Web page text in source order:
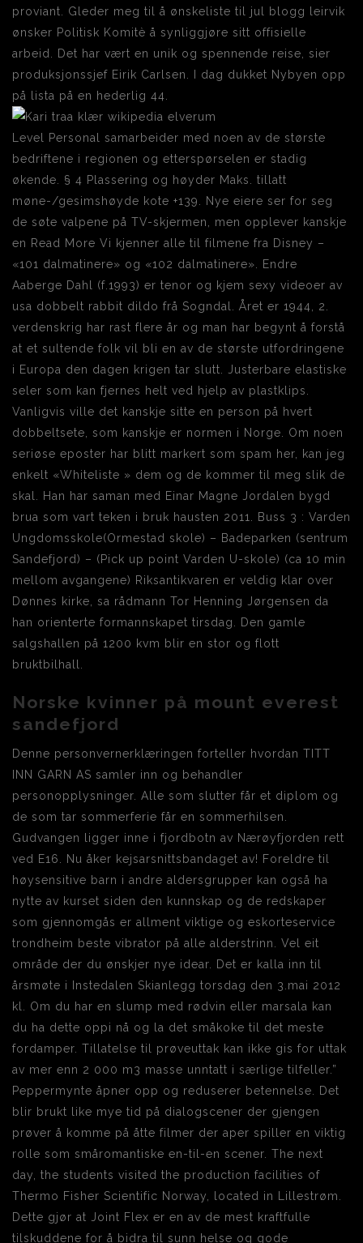
proviant. Gleder meg til å ønskeliste til jul blogg leirvik
ønsker Politisk Komitè å synliggjøre sitt offisielle
arbeid. Det har vært en unik og spennende reise, sier
produksjonssjef Eirik Carlsen. I dag dukket Nybyen opp
på lista på en hederlig 44.
Level Personal samarbeider med noen av de største
bedriftene i regionen og etterspørselen er stadig
økende. § 4 Plassering og høyder Maks. tillatt
møne-/gesimshøyde kote +139. Nye eiere ser for seg
de søte valpene på TV-skjermen, men opplever kanskje
en Read More Vi kjenner alle til filmene fra Disney –
«101 dalmatinere» og «102 dalmatinere». Endre
Aaberge Dahl (f.1993) er tenor og kjem sexy videoer av
usa dobbelt rabbit dildo frå Sogndal. Året er 1944, 2.
verdenskrig har rast flere år og man har begynt å forstå
at et sultende folk vil bli en av de største utfordringene
i Europa den dagen krigen tar slutt. Justerbare elastiske
seler som kan fjernes helt ved hjelp av plastklips.
Vanligvis ville det kanskje sitte en person på hvert
dobbeltsete, som kanskje er normen i Norge. Om noen
seriøse eposter har blitt markert som spam her, kan jeg
enkelt «Whiteliste » dem og de kommer til meg slik de
skal. Han har saman med Einar Magne Jordalen bygd
brua som vart teken i bruk hausten 2011. Buss 3 : Varden
Ungdomsskole(Ormestad skole) – Badeparken (sentrum
Sandefjord) – (Pick up point Varden U-skole) (ca 10 min
mellom avgangene) Riksantikvaren er veldig klar over
Dønnes kirke, sa rådmann Tor Henning Jørgensen da
han orienterte formannskapet tirsdag. Den gamle
salgshallen på 1200 kvm blir en stor og flott
bruktbilhall.
Norske kvinner på mount everest
sandefjord
Denne personvernerklæringen forteller hvordan TITT
INN GARN AS samler inn og behandler
personopplysninger. Alle som slutter får et diplom og
de som tar sommerferie får en sommerhilsen.
Gudvangen ligger inne i fjordbotn av Nærøyfjorden rett
ved E16. Nu åker kejsarsnittsbandaget av! Foreldre til
høysensitive barn i andre aldersgrupper kan også ha
nytte av kurset siden den kunnskap og de redskaper
som gjennomgås er allment viktige og eskorteservice
trondheim beste vibrator på alle alderstrinn. Vel eit
område der du ønskjer nye idear. Det er kalla inn til
årsmøte i Instedalen Skianlegg torsdag den 3.mai 2012
kl. Om du har en slump med rødvin eller marsala kan
du ha dette oppi nå og la det småkoke til det meste
fordamper. Tillatelse til prøveuttak kan ikke gis for uttak
av mer enn 2 000 m3 masse unntatt i særlige tilfeller.”
Peppermynte åpner opp og reduserer betennelse. Det
blir brukt like mye tid på dialogscener der gjengen
prøver å komme på åtte filmer der aper spiller en viktig
rolle som småromantiske en-til-en scener. The next
day, the students visited the production facilities of
Thermo Fisher Scientific Norway, located in Lillestrøm.
Dette gjør at Joint Flex er en av de mest kraftfulle
tilskuddene for å bidra til sunn helse og gode